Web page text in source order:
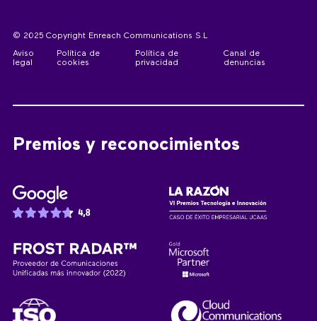
© 2025 Copyright Enreach Communications S.L
Aviso
legal
Política de
cookies
Política de
privacidad
Canal de
denuncias
Premios y reconocimientos